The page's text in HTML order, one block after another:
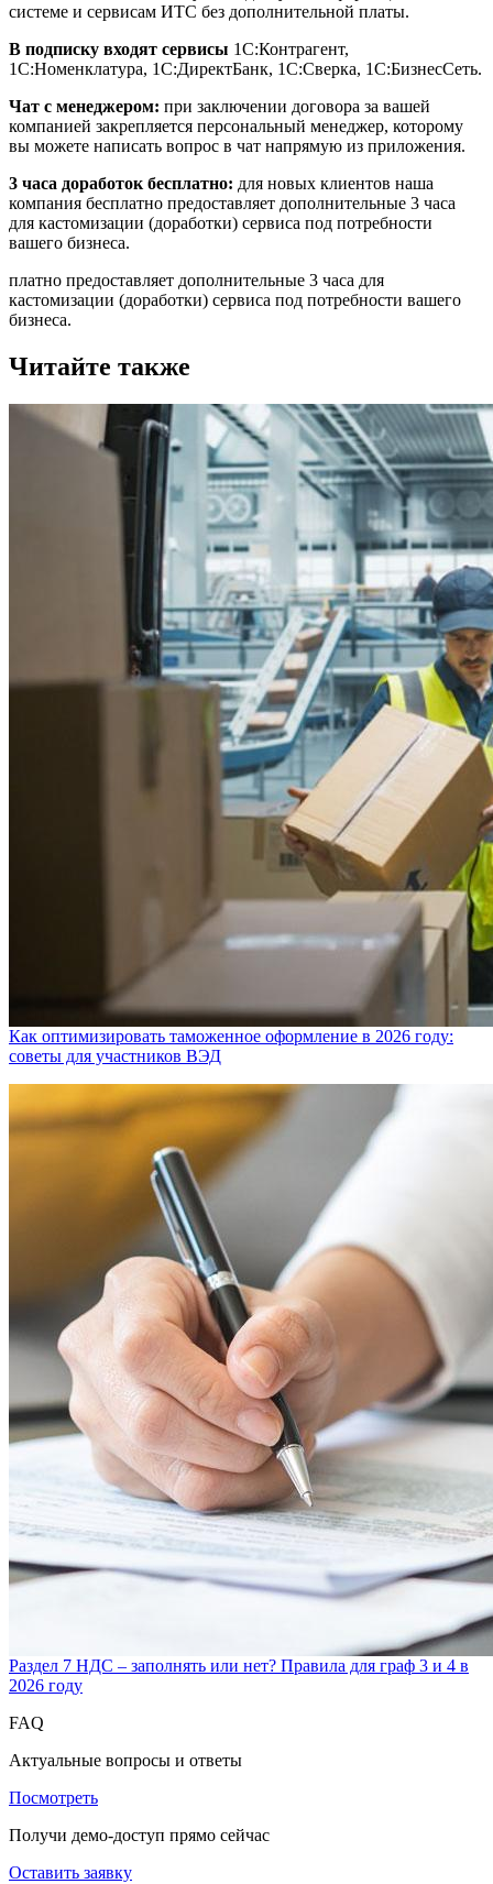
системе и сервисам ИТС без дополнительной платы.
В подписку входят сервисы 1С:Контрагент,
1С:Номенклатура, 1С:ДиректБанк, 1С:Сверка, 1С:БизнесСеть.
Чат с менеджером: при заключении договора за вашей
компанией закрепляется персональный менеджер, которому
вы можете написать вопрос в чат напрямую из приложения.
3 часа доработок бесплатно: для новых клиентов наша
компания бесплатно предоставляет дополнительные 3 часа
для кастомизации (доработки) сервиса под потребности
вашего бизнеса.
платно предоставляет дополнительные 3 часа для
кастомизации (доработки) сервиса под потребности вашего
бизнеса.
Читайте также
Как оптимизировать таможенное оформление в 2026 году:
советы для участников ВЭД
Раздел 7 НДС – заполнять или нет? Правила для граф 3 и 4 в
2026 году
FAQ
Актуальные вопросы и ответы
Посмотреть
Получи демо-доступ прямо сейчас
Оставить заявку